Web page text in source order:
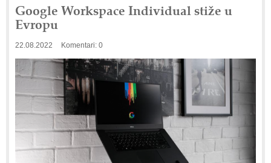
Google Workspace Individual stiže u
Evropu
22.08.2022 Komentari: 0